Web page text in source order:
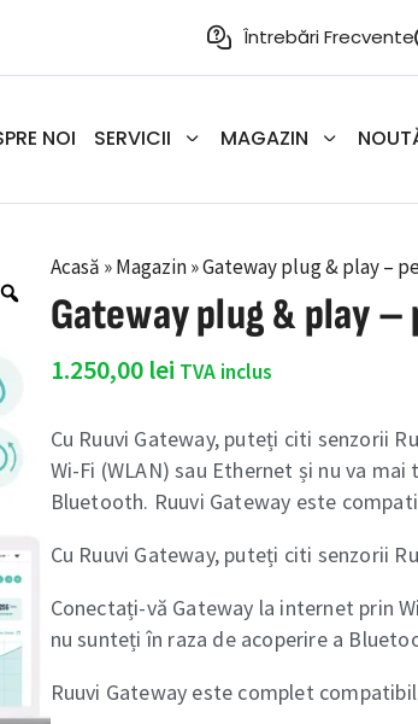
Întrebări Frecvente
NOI SERVICII MAGAZIN
Acasă »Magazin»Gateway plug & play –
Gateway plug & play
1.250,00 lei TVA inclus
Cu Ruuvi Gateway, puteți citi senzorii
Wi-Fi (WLAN) sau Ethernet și nu va
Bluetooth. Ruuvi Gateway este
Cu Ruuvi Gateway, puteți citi senzorii
Conectați-vă Gateway la internet prin
nu sunteți în raza de acoperire a
Ruuvi Gateway este complet